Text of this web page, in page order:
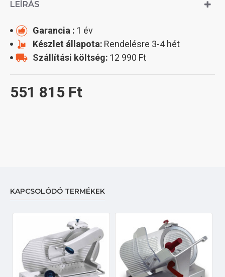
LEÍRÁS
551 815 Ft
Garancia : 1 év
Készlet állapota: Rendelésre 3-4 hét
Szállítási költség: 12 990 Ft
KAPCSOLÓDÓ TERMÉKEK